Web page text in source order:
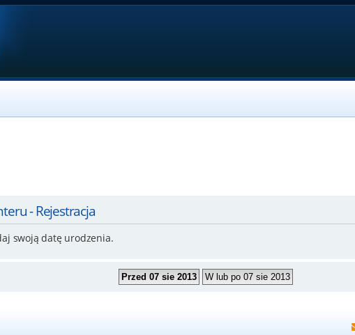
- Rejestracja
swoją datę urodzenia.